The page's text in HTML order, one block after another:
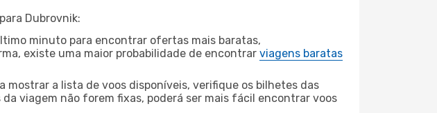
Dubrovnik:
minuto para encontrar ofertas mais baratas,
existe uma maior probabilidade de encontrar viagens baratas
mostrar a lista de voos disponíveis, verifique os bilhetes das
viagem não forem fixas, poderá ser mais fácil encontrar voos